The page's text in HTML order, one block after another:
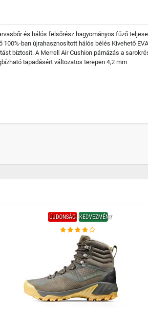
és hálós felsőrész hagyományos fűző
ban újrahasznosított hálós bélés Kivehető EVA
biztosít. A Merrell Air Cushion párnázás a
tapadásért változatos terepen 4,2 mm
ÚJDONSÁG KEDVEZMÉNY